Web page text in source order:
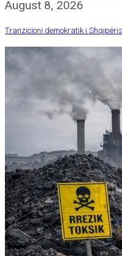
August 8, 2026
Tranzicioni demokratik i